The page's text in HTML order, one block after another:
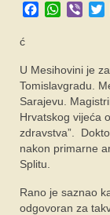
FacebookViber
ć
U Mesihovini je
Tomislavgradu.
Sarajevu.
Hrvatskog vijeća
zdravstva”.
nakon primarne
Splitu.
Rano je saznao
odgovoran za